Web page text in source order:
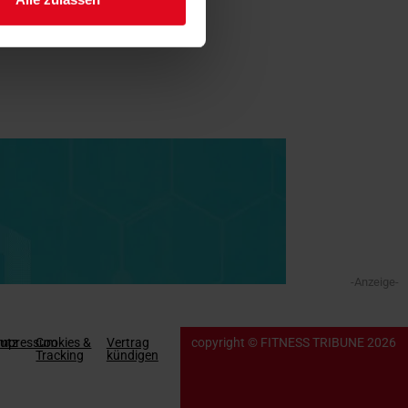
-Anzeige-
Cookies &
Tracking
Vertrag
kündigen
copyright © FITNESS TRIBUNE 2026